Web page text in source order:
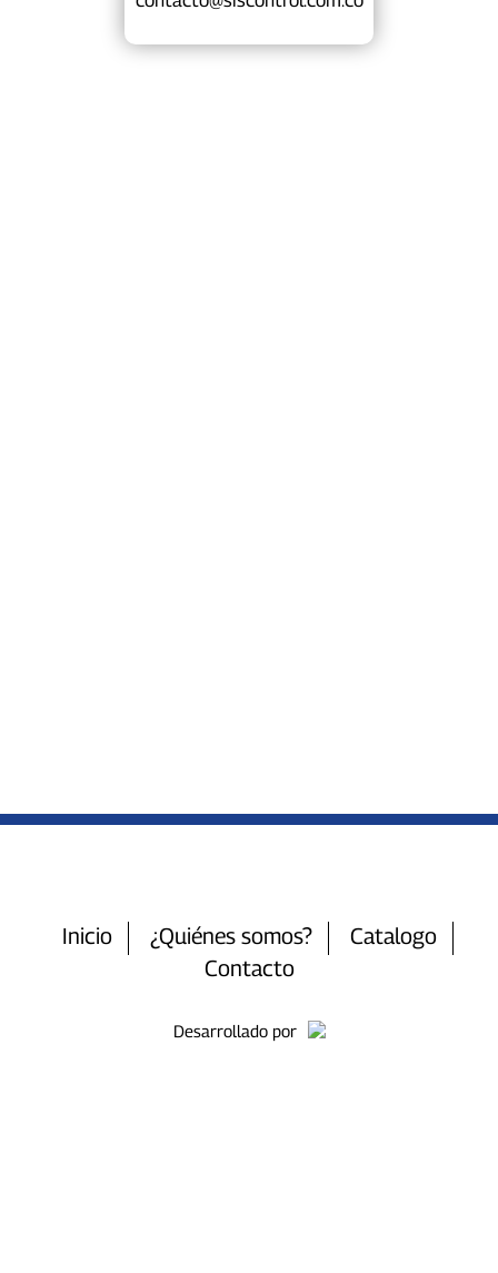
Inicio ¿Quiénes somos?
Catalogo
Contacto
Desarrollado por